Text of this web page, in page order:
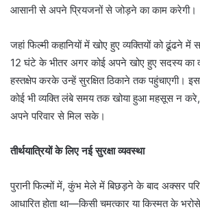
आसानी से अपने प्रियजनों से जोड़ने का काम करेगी।
जहां फिल्मी कहानियों में खोए हुए व्यक्तियों को ढूंढने
12 घंटे के भीतर अगर कोई अपने खोए हुए सदस्य का
हस्तक्षेप करके उन्हें सुरक्षित ठिकाने तक पहुंचाएगी।
कोई भी व्यक्ति लंबे समय तक खोया हुआ महसूस न
अपने परिवार से मिल सके।
तीर्थयात्रियों के लिए नई सुरक्षा व्यवस्था
पुरानी फिल्मों में, कुंभ मेले में बिछड़ने के बाद अक्सर
आधारित होता था—किसी चमत्कार या किस्मत के